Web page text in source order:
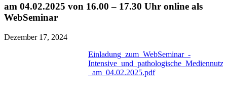
am 04.02.2025 von 16.00 – 17.30 Uhr online als
WebSeminar
Dezember 17, 2024
Einladung_zum_WebSeminar_-
_am_04.02.2025.pdf